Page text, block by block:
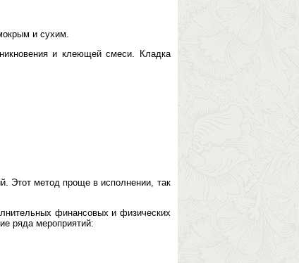
и сухим.
и клеющей смеси. Кладка
Этот метод проще в исполнении, так
финансовых и физических
ряда мероприятий: